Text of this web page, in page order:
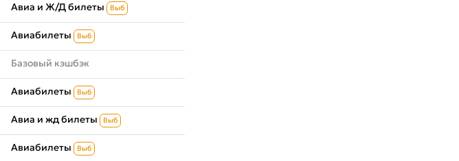
Авиа и Ж/Д билеты Выб
Авиабилеты Выб
Базовый кэшбэк
Авиабилеты Выб
Авиа и жд билеты Выб
Авиабилеты Выб